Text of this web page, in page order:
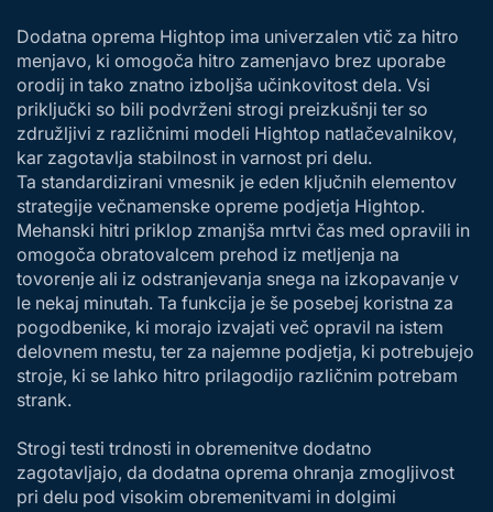
Dodatna oprema Hightop ima univerzalen vtič za hitro
menjavo, ki omogoča hitro zamenjavo brez uporabe
orodij in tako znatno izboljša učinkovitost dela. Vsi
priključki so bili podvrženi strogi preizkušnji ter so
združljivi z različnimi modeli Hightop natlačevalnikov,
kar zagotavlja stabilnost in varnost pri delu.
Ta standardizirani vmesnik je eden ključnih elementov
strategije večnamenske opreme podjetja Hightop.
Mehanski hitri priklop zmanjša mrtvi čas med opravili in
omogoča obratovalcem prehod iz metljenja na
tovorenje ali iz odstranjevanja snega na izkopavanje v
le nekaj minutah. Ta funkcija je še posebej koristna za
pogodbenike, ki morajo izvajati več opravil na istem
delovnem mestu, ter za najemne podjetja, ki potrebujejo
stroje, ki se lahko hitro prilagodijo različnim potrebam
strank.
Strogi testi trdnosti in obremenitve dodatno
zagotavljajo, da dodatna oprema ohranja zmogljivost
pri delu pod visokim obremenitvami in dolgimi